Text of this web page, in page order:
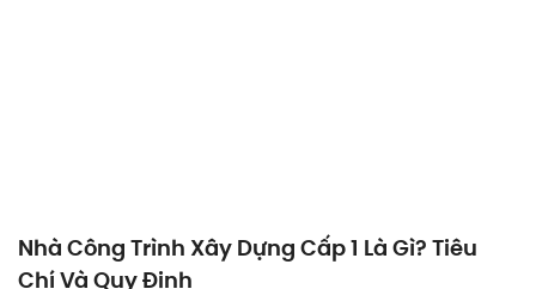
Nhà Công Trình Xây Dựng Cấp 1 Là Gì? Tiêu
Chí Và Quy Định